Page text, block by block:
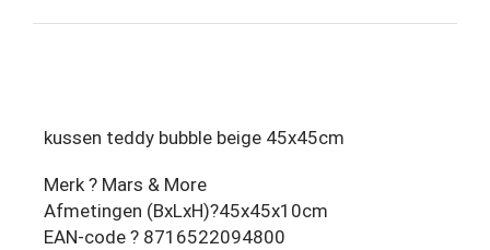
kussen teddy bubble beige 45x45cm
Merk ? Mars & More
Afmetingen (BxLxH)?45x45x10cm
EAN-code ? 8716522094800